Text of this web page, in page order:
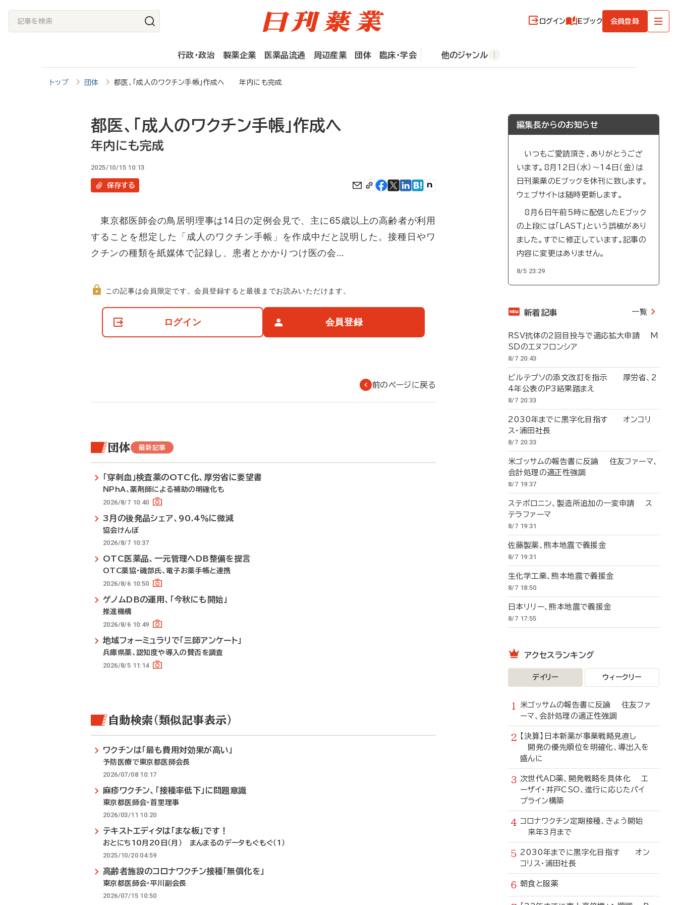
記
事
ログイン Eブック 会員登録
行政・政治 製薬企業 医薬品流通 周辺産業 団体 臨床・学会 他のジャンル
トップ 団体 都医、「成人のワクチン手帳」作成へ 年内にも完成
都医、「成人のワクチン手帳」作成へ
年内にも完成
2025/10/15 10:13
保存する
東京都医師会の鳥居明理事は14日の定例会見で、主に65歳以上の高齢者が利用
することを想定した「成人のワクチン手帳」を作成中だと説明した。接種日やワ
クチンの種類を紙媒体で記録し、患者とかかりつけ医の会…
て
この記事は会員限定です。会員登録すると最後までお読みいただけます。
ログイン 会員登録
前のページに戻る
団体 最新記事
「穿刺血」検査薬のOTC化、厚労省に要望書
NPhA、薬剤師による補助の明確化も
2026/8/7 10:40
3月の後発品シェア、90.4％に微減
協会けんぽ
2026/8/7 10:37
OTC医薬品、一元管理へDB整備を提言
OTC薬協・磯部氏、電子お薬手帳と連携
2026/8/6 10:50
ゲノムDBの運用、「今秋にも開始」
推進機構
2026/8/6 10:49
地域フォーミュラリで「三師アンケート」
兵庫県薬、認知度や導入の賛否を調査
2026/8/5 11:14
自動検索（類似記事表示）
ワクチンは「最も費用対効果が高い」
予防医療で東京都医師会長
2026/07/08 10:17
麻疹ワクチン、「接種率低下」に問題意識
東京都医師会・首里理事
2026/03/11 10:20
テキストエディタは「まな板」です！
おとにち10月20日（月） まんまるのデータもぐもぐ（1）
2025/10/20 04:59
高齢者施設のコロナワクチン接種「無償化を」
東京都医師会・平川副会長
2026/07/15 10:50
編集長からのお知らせ
いつもご愛読頂き、ありがとうござ
います。8月12日（水）～14日（金）は
日刊薬業のEブックを休刊に致します。
ウェブサイトは随時更新します。
8月6日午前5時に配信したEブック
の上段には「LAST」という誤植があり
ました。すでに修正しています。記事の
内容に変更はありません。
8/5 23:29
新着記事 一覧
RSV抗体の2回目投与で適応拡大申請 M
SDのエヌフロンシア
8/7 20:43
ビルテプソの添文改訂を指示 厚労省、2
4年公表のP3結果踏まえ
8/7 20:33
2030年までに黒字化目指す オンコリ
ス・浦田社長
8/7 20:33
米ゴッサムの報告書に反論 住友ファーマ、
会計処理の適正性強調
8/7 19:37
ステボロニン、製造所追加の一変申請 ス
テラファーマ
8/7 19:31
佐藤製薬、熊本地震で義援金
8/7 19:31
生化学工業、熊本地震で義援金
8/7 18:50
日本リリー、熊本地震で義援金
8/7 17:55
アクセスランキング
デイリー ウィークリー
米ゴッサムの報告書に反論 住友ファ
ーマ、会計処理の適正性強調
【決算】日本新薬が事業戦略見直し
開発の優先順位を明確化、導出入を
盛んに
次世代AD薬、開発戦略を具体化 エ
ーザイ・井戸CSO、進行に応じたパイ
プライン構築
コロナワクチン定期接種、きょう開始
来年3月まで
2030年までに黒字化目指す オン
コリス・浦田社長
朝食と服薬